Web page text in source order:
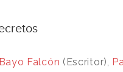
Falcón (Escritor),